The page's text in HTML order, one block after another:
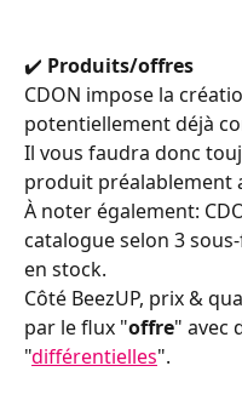
✔️ Produits/offres
CDON impose la
potentiellement déjà
Il vous faudra donc
produit préalablement
À noter également:
catalogue selon 3
en stock.
Côté BeezUP, prix &
par le flux "offre" avec
"différentielles".